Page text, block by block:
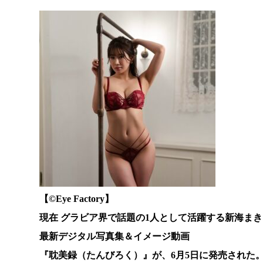
【©️Eye Factory】
現在 グラビア界で話題の1人として活躍する新海ま
最新デジタル写真集＆イメージ動画
『耽美録（たんびろく）』が、6月5日に発売された。